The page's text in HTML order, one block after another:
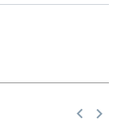
keyboard_arrow_left keyboard_arrow_right